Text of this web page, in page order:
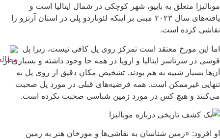
مونالیزا متعلق به بابیو، شهر کوچکی در شمال ایتالیا است و
یافته‌های سال ۲۰۲۳ مبنی بر اینکه لئوناردو پلی در استان آرتزو را
نقاشی کرده است.
اما این مورخ معتقد است تمرکز روی پل کافی نیست، زیرا پل
قوسی در سرتاسر ایتالیا و اروپا در همه جا وجود داشته و بسیاری از
آن‌ها بسیار شبیه به هم بودند. تشخیص مکان دقیق از روی پل به
تنهایی غیرممکن است. همه فرضیه‌های قبلی در مورد پل صحبت
می‌کنند و هیچ کس در مورد زمین شناسی صحبت نکرده است.
او افزود: «زمین شناسان به نقاشی‌ها و مورخان هنر به زمین